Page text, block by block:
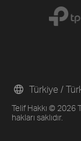
Telif Hakkı © 2026
hakları saklıdır.
Türkiye /